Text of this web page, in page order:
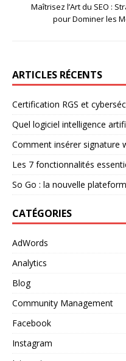
Maîtrisez l’Art du SEO :
pour Dominer les
ARTICLES RÉCENTS
Certification RGS et
Quel logiciel intelligence
Comment insérer signature
Les 7 fonctionnalités
So Go : la nouvelle
CATÉGORIES
AdWords
Analytics
Blog
Community Management
Facebook
Instagram